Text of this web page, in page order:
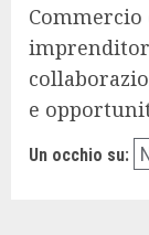
e
Un occhio su: